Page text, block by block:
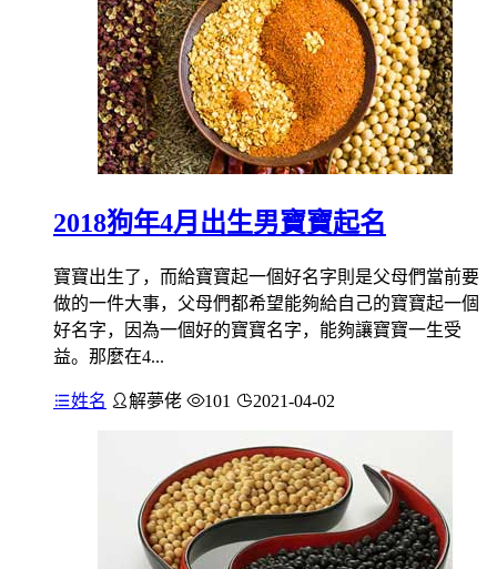
2018狗年4月出生男寶寶起名
寶寶出生了，而給寶寶起一個好名字則是父母們當前要
做的一件大事，父母們都希望能夠給自己的寶寶起一個
好名字，因為一個好的寶寶名字，能夠讓寶寶一生受
益。那麼在4...
姓名 解夢佬 101 2021-04-02